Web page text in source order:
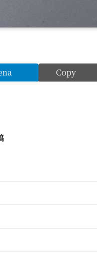
Copy